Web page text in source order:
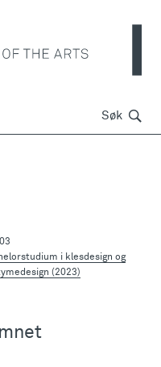
Søk Søk
i klesdesign og
(2023)